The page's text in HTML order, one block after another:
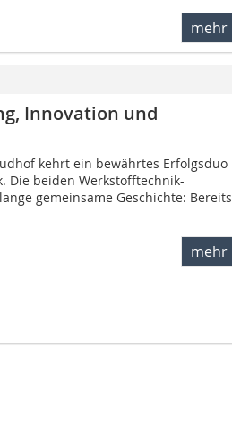
mehr
Innovation und
kehrt ein bewährtes Erfolgsduo
Die beiden Werkstofftechnik-
gemeinsame Geschichte: Bereits
mehr